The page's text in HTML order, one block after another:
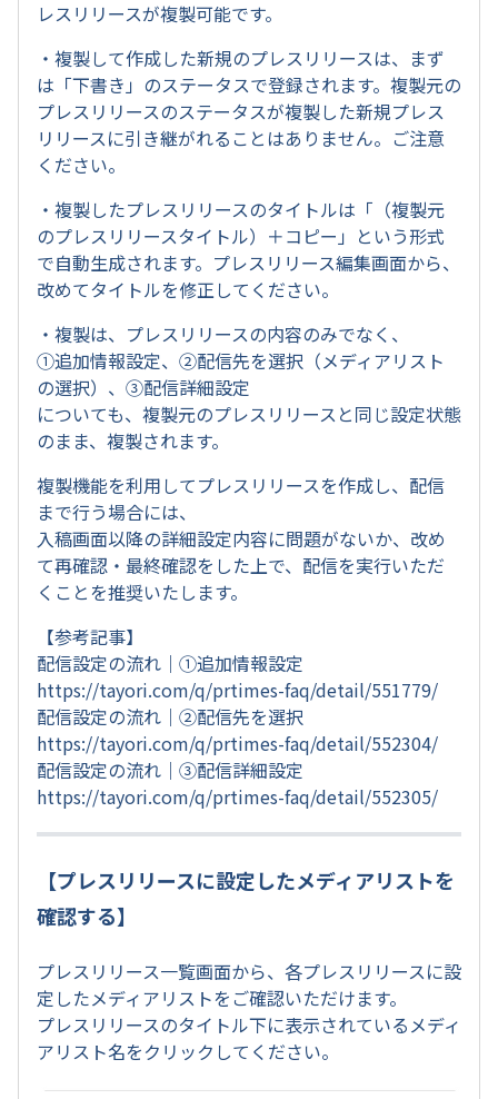
レスリリースが複製可能です。
・複製して作成した新規のプレスリリースは、まず
は「下書き」のステータスで登録されます。複製元の
プレスリリースのステータスが複製した新規プレス
リリースに引き継がれることはありません。ご注意
ください。
・複製したプレスリリースのタイトルは「（複製元
のプレスリリースタイトル）＋コピー」という形式
で自動生成されます。プレスリリース編集画面から、
改めてタイトルを修正してください。
・複製は、プレスリリースの内容のみでなく、
①追加情報設定、②配信先を選択（メディアリスト
の選択）、③配信詳細設定
についても、複製元のプレスリリースと同じ設定状態
のまま、複製されます。
複製機能を利用してプレスリリースを作成し、配信
まで行う場合には、
入稿画面以降の詳細設定内容に問題がないか、改め
て再確認・最終確認をした上で、配信を実行いただ
くことを推奨いたします。
【参考記事】
配信設定の流れ｜①追加情報設定
https://tayori.com/q/prtimes-faq/detail/551779/
配信設定の流れ｜②配信先を選択
https://tayori.com/q/prtimes-faq/detail/552304/
配信設定の流れ｜③配信詳細設定
https://tayori.com/q/prtimes-faq/detail/552305/
【プレスリリースに設定したメディアリストを
確認する】
プレスリリース一覧画面から、各プレスリリースに設
定したメディアリストをご確認いただけます。
プレスリリースのタイトル下に表示されているメディ
アリスト名をクリックしてください。